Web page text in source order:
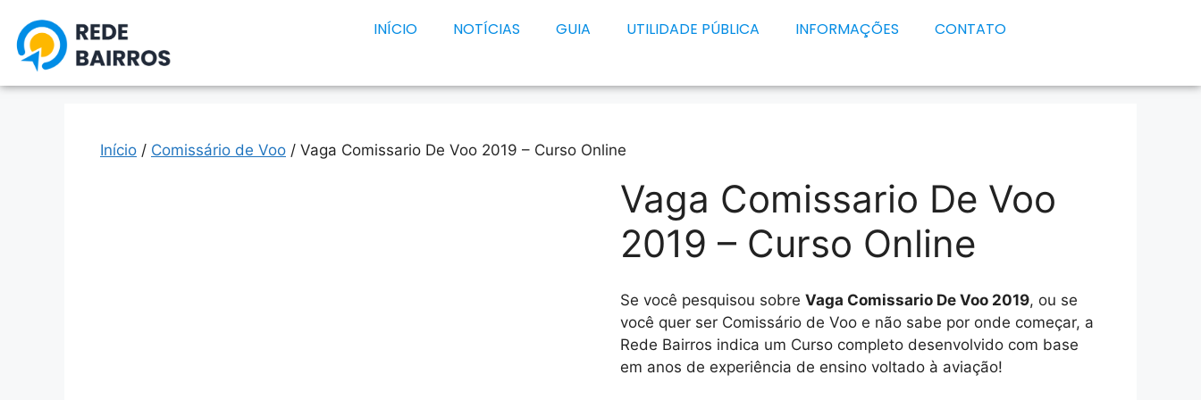
INÍCIO NOTÍCIAS GUIA UTILIDADE PÚBLICA INFORMAÇÕES CONTATO
Início / Comissário de Voo / Vaga Comissario De Voo 2019 – Curso Online
Vaga Comissario De Voo
2019 – Curso Online
Se você pesquisou sobreVaga Comissario De Voo 2019, ou se
você quer ser Comissário de Voo e não sabe por onde começar, a
Rede Bairros indica um Curso completo desenvolvido com base
em anos de experiência de ensino voltado à aviação!